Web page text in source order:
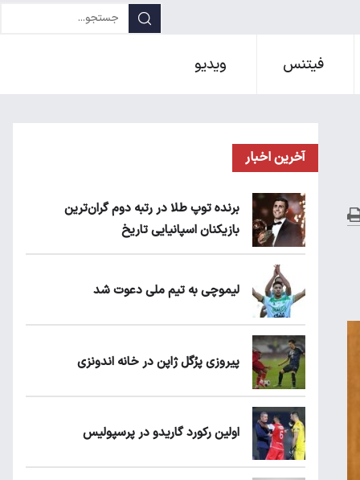
فیتنس ویدیو
آخرین اخبار
برنده توپ طلا در رتبه دوم گران‌ترین
بازیکنان اسپانیایی تاریخ
لیموچی به تیم ملی دعوت شد
پیروزی پرُگل ژاپن در خانه اندونزی
اولین رکورد گاریدو در پرسپولیس